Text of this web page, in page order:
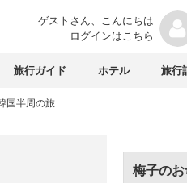
ゲストさん、 こんにちは
ログインはこちら
旅行ガイド ホテル 旅行
国半周の旅
梅子の